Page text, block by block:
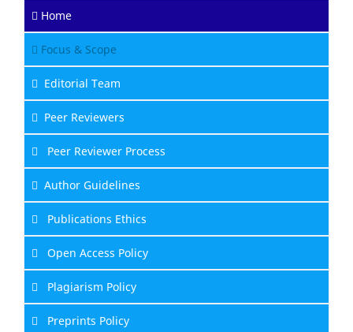
Home
Focus & Scope
Editorial Team
Peer Reviewers
Peer Reviewer Process
Author Guidelines
Publications Ethics
Open Access Policy
Plagiarism Policy
Preprints Policy